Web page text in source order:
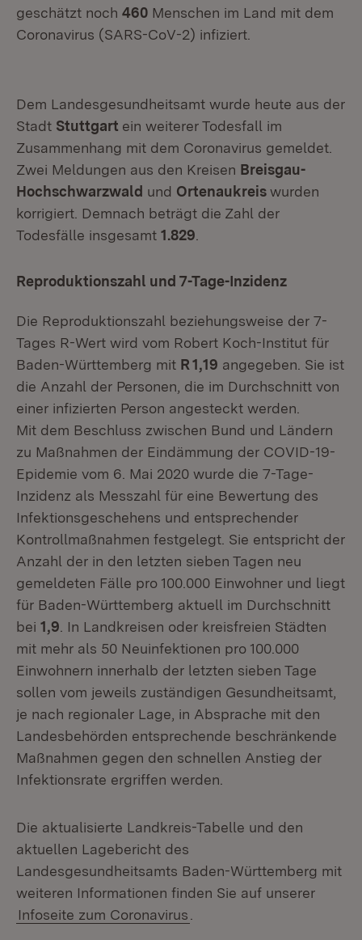
geschätzt noch 460 Menschen im Land mit dem
Coronavirus (SARS-CoV-2) infiziert.
Dem Landesgesundheitsamt wurde heute aus der
Stadt Stuttgart ein weiterer Todesfall im
Zusammenhang mit dem Coronavirus gemeldet.
Zwei Meldungen aus den Kreisen Breisgau-
Hochschwarzwald und Ortenaukreiswurden
korrigiert. Demnach beträgt die Zahl der
Todesfälle insgesamt 1.829
Reproduktionszahl und 7-Tage-Inzidenz
Die Reproduktionszahl beziehungsweise der 7-
Tages R-Wert wird vom Robert Koch-Institut für
Baden-Württemberg mit R 1,19 angegeben. Sie ist
die Anzahl der Personen, die im Durchschnitt von
einer infizierten Person angesteckt werden.
Mit dem Beschluss zwischen Bund und Ländern
zu Maßnahmen der Eindämmung der COVID-19-
Epidemie vom 6. Mai 2020 wurde die 7-Tage-
Inzidenz als Messzahl für eine Bewertung des
Infektionsgeschehens und entsprechender
Kontrollmaßnahmen festgelegt. Sie entspricht der
Anzahl der in den letzten sieben Tagen neu
gemeldeten Fälle pro 100.000 Einwohner und liegt
für Baden-Württemberg aktuell im Durchschnitt
bei 1,9 . In Landkreisen oder kreisfreien Städten
mit mehr als 50 Neuinfektionen pro 100.000
Einwohnern innerhalb der letzten sieben Tage
sollen vom jeweils zuständigen Gesundheitsamt,
je nach regionaler Lage, in Absprache mit den
Landesbehörden entsprechende beschränkende
Maßnahmen gegen den schnellen Anstieg der
Infektionsrate ergriffen werden.
Die aktualisierte Landkreis-Tabelle und den
aktuellen Lagebericht des
Landesgesundheitsamts Baden-Württemberg mit
weiteren Informationen finden Sie auf unserer
Infoseite zum Coronavirus